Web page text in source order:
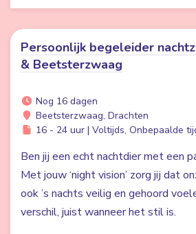
Persoonlijk begeleider
& Beetsterzwaag
Nog 16 dagen
Beetsterzwaag, Drachten
16 - 24 uur | Voltijds, Onbepaalde
Ben jij een echt nachtdier met een
Met jouw ‘night vision’ zorg jij dat
ook ’s nachts veilig en gehoord
verschil, juist wanneer het stil is.